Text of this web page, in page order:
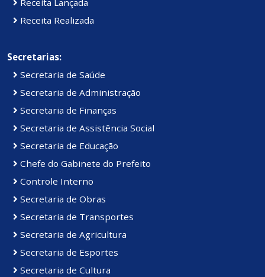
Receita Lançada
Receita Realizada
Secretarias:
Secretaria de Saúde
Secretaria de Administração
Secretaria de Finanças
Secretaria de Assistência Social
Secretaria de Educação
Chefe do Gabinete do Prefeito
Controle Interno
Secretaria de Obras
Secretaria de Transportes
Secretaria de Agricultura
Secretaria de Esportes
Secretaria de Cultura